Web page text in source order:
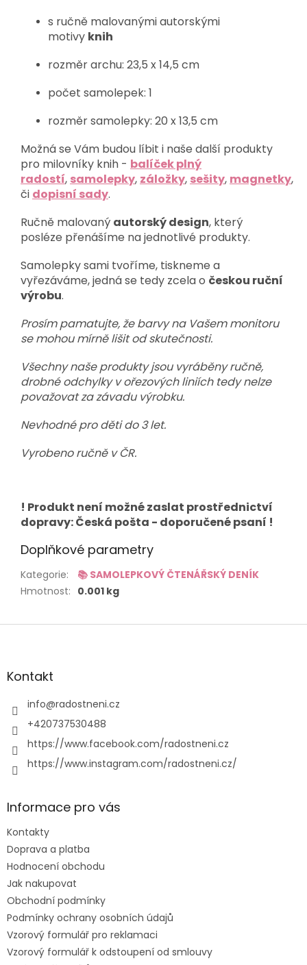
s ručně malovanými autorskými
motivy knih
rozměr archu: 23,5 x 14,5 cm
počet samolepek: 1
rozměr samolepky: 20 x 13,5 cm
Možná se Vám budou líbit i naše další produkty
pro milovníky knih - balíček plný
radostí, samolepky, záložky, sešity, magnetky,
či dopisní sady.
Ručně malovaný autorský design, který
posléze přenášíme na jednotlivé produkty.
Samolepky sami tvoříme, tiskneme a
vyřezáváme, jedná se tedy zcela o českou ruční
výrobu.
Prosím pamatujte, že barvy na Vašem monitoru
se mohou mírně lišit od skutečnosti.
Všechny naše produkty jsou vyráběny ručně,
drobné odchylky v ořezových liniích tedy nelze
považovat za závadu výrobku.
Nevhodné pro děti do 3 let.
Vyrobeno ručně v ČR.
! Produkt není možné zaslat prostřednictví
dopravy: Česká pošta - doporučené psaní !
Doplňkové parametry
Kategorie:
📚 SAMOLEPKOVÝ ČTENÁŘSKÝ DENÍK
Hmotnost: 0.001 kg
Z
aKontakt
info@radostneni.cz
+420737530488
https://www.facebook.com/radostneni.cz
https://www.instagram.com/radostneni.cz/
Informace pro vás
Kontakty
Doprava a platba
Hodnocení obchodu
Jak nakupovat
Obchodní podmínky
Podmínky ochrany osobních údajů
Vzorový formulář pro reklamaci
Vzorový formulář k odstoupení od smlouvy